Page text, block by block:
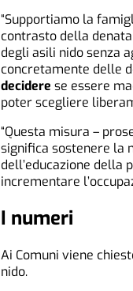
“Supportiamo la
contrasto della
degli asili nido senza
concretamente delle
decidere se essere
poter scegliere
“Questa misura –
significa sostenere la
dell’educazione della
incrementare
I numeri
Ai Comuni viene
nido.